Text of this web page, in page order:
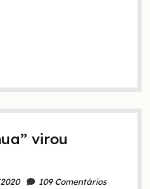
virou
109 Comentários